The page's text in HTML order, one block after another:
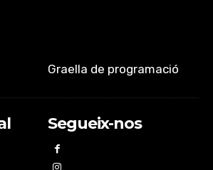
Graella de programació
Segueix-nos